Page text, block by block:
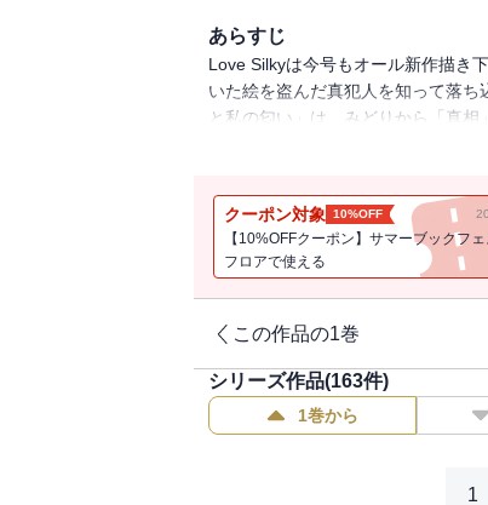
あらすじ
Love Silkyは今号もオール新作描き
いた絵を盗んだ真犯人を知って落
と私の匂い」は、みどりから「真
は、名村の姉からの急な頼みで、
なった深月は、勢いであることを
ケンカしてしまった伊織。険悪な
偽装結婚はじめました」は、偽装
んできて、しかもどうやら彼女は
に比べて約３３％オフ！
クーポン対象 10%OFF
【10%OFFクーポン】サマーブックフ
フロアで使える
この作品の1巻
シリーズ作品(163件)
1巻から
1